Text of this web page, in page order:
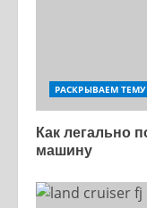
РАСКРЫВАЕМ ТЕМУ
Как легально
машину